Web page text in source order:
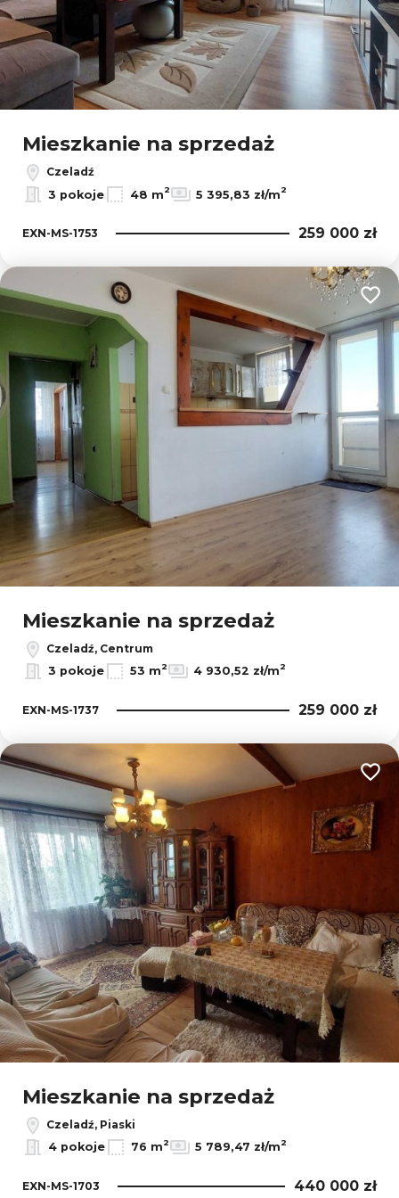
Mieszkanie na sprzedaż
Czeladź
3 pokoje
48 m2 5 395,83 zł/m2
EXN-MS-1753 259 000 zł
Mieszkanie na sprzedaż
Czeladź, Centrum
3 pokoje
53 m2 4 930,52 zł/m2
EXN-MS-1737 259 000 zł
Mieszkanie na sprzedaż
Czeladź, Piaski
4 pokoje
76 m2 5 789,47 zł/m2
EXN-MS-1703 440 000 zł